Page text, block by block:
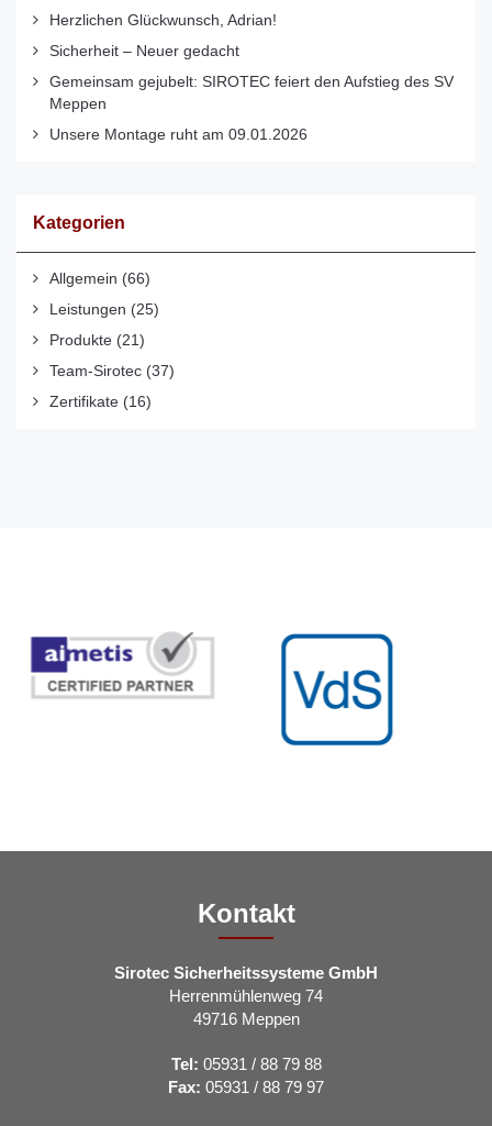
Herzlichen Glückwunsch, Adrian!
Sicherheit – Neuer gedacht
Gemeinsam gejubelt: SIROTEC feiert den Aufstieg des SV
Meppen
Unsere Montage ruht am 09.01.2026
Kategorien
Allgemein (66)
Leistungen (25)
Produkte (21)
Team-Sirotec (37)
Zertifikate (16)
Kontakt
Sirotec Sicherheitssysteme GmbH
Herrenmühlenweg 74
49716 Meppen
Tel: 05931 / 88 79 88
Fax: 05931 / 88 79 97